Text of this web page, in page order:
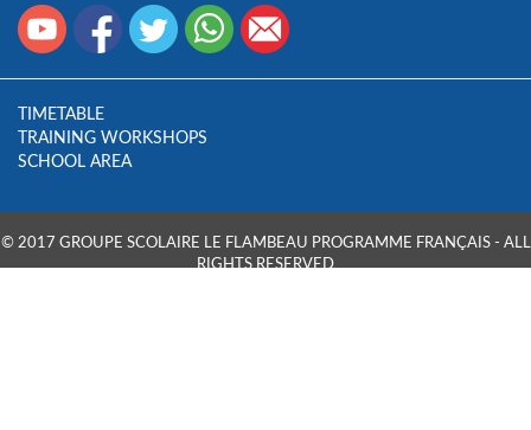
TIMETABLE
TRAINING WORKSHOPS
SCHOOL AREA
© 2017 GROUPE SCOLAIRE LE FLAMBEAU PROGRAMME FRANÇAIS - ALL
RIGHTS RESERVED